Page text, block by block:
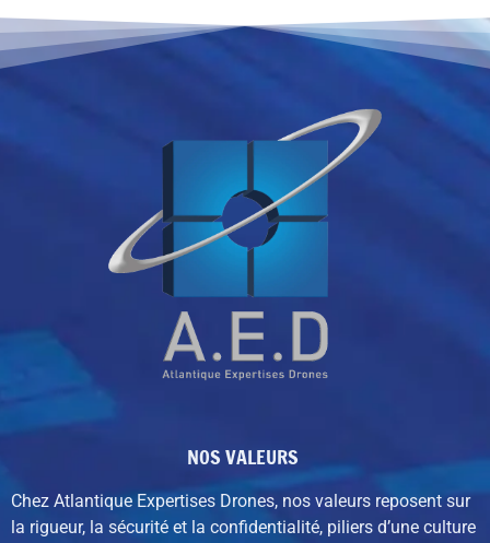
NOS VALEURS
Chez Atlantique Expertises Drones, nos valeurs reposent sur
la rigueur, la sécurité et la confidentialité, piliers d’une culture